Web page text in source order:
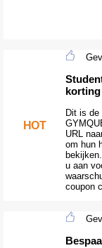
HOT
korting
Dit is de
URL
om hun
u aan
coupon